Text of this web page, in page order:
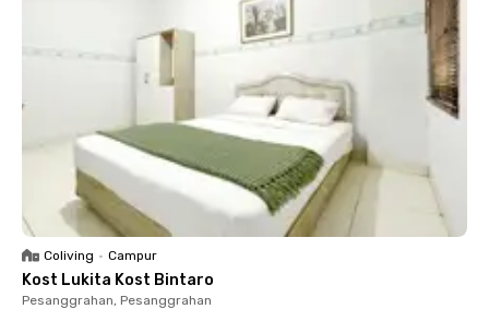
Coliving • Campur
Kost Lukita Kost Bintaro
Pesanggrahan, Pesanggrahan